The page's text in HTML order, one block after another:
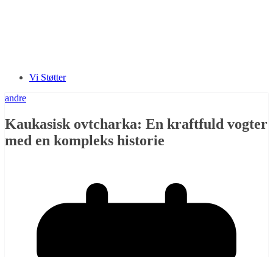
Vi Støtter
andre
Kaukasisk ovtcharka: En kraftfuld vogter
med en kompleks historie